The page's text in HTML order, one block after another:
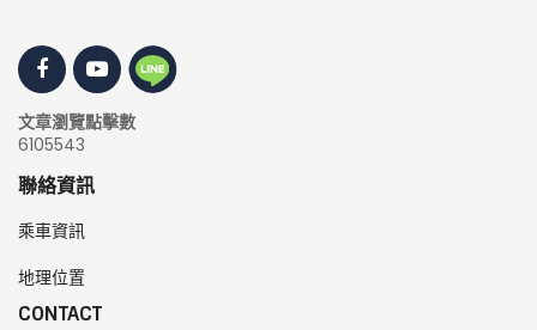
文章瀏覽點擊數
6105543
聯絡資訊
乘車資訊
地理位置
CONTACT